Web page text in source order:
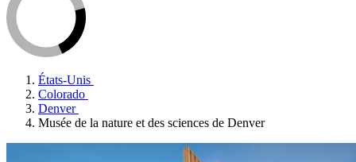
États-Unis
Colorado
Denver
Musée de la nature et des sciences de Denver